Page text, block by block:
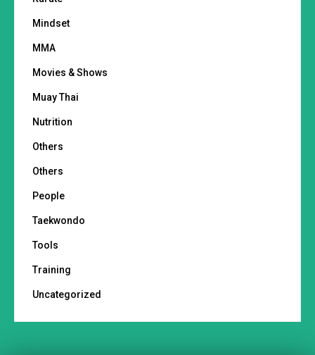
Mindset
MMA
Movies & Shows
Muay Thai
Nutrition
Others
Others
People
Taekwondo
Tools
Training
Uncategorized